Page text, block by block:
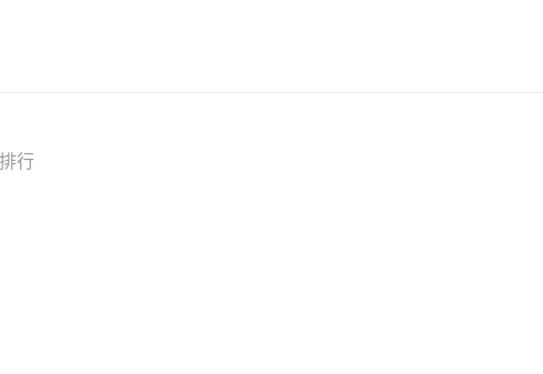
行